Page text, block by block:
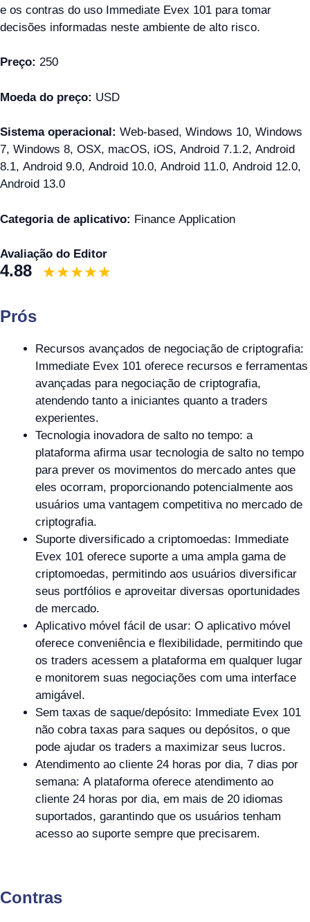
e os contras do uso Immediate Evex 101 para tomar
decisões informadas neste ambiente de alto risco.
Preço: 250
Moeda do preço: USD
Sistema operacional: Web-based, Windows 10, Windows
7, Windows 8, OSX, macOS, iOS, Android 7.1.2, Android
8.1, Android 9.0, Android 10.0, Android 11.0, Android 12.0,
Android 13.0
Categoria de aplicativo: Finance Application
Avaliação do Editor
4.88
Prós
Recursos avançados de negociação de criptografia:
Immediate Evex 101 oferece recursos e ferramentas
avançadas para negociação de criptografia,
atendendo tanto a iniciantes quanto a traders
experientes.
Tecnologia inovadora de salto no tempo: a
plataforma afirma usar tecnologia de salto no tempo
para prever os movimentos do mercado antes que
eles ocorram, proporcionando potencialmente aos
usuários uma vantagem competitiva no mercado de
criptografia.
Suporte diversificado a criptomoedas: Immediate
Evex 101 oferece suporte a uma ampla gama de
criptomoedas, permitindo aos usuários diversificar
seus portfólios e aproveitar diversas oportunidades
de mercado.
Aplicativo móvel fácil de usar: O aplicativo móvel
oferece conveniência e flexibilidade, permitindo que
os traders acessem a plataforma em qualquer lugar
e monitorem suas negociações com uma interface
amigável.
Sem taxas de saque/depósito: Immediate Evex 101
não cobra taxas para saques ou depósitos, o que
pode ajudar os traders a maximizar seus lucros.
Atendimento ao cliente 24 horas por dia, 7 dias por
semana: A plataforma oferece atendimento ao
cliente 24 horas por dia, em mais de 20 idiomas
suportados, garantindo que os usuários tenham
acesso ao suporte sempre que precisarem.
Contras